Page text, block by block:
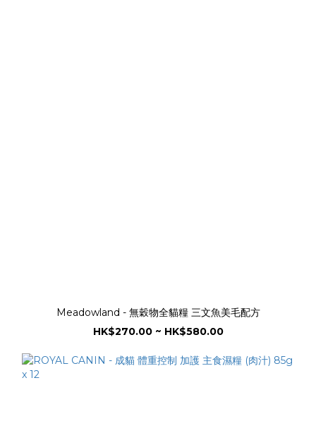
Meadowland - 無穀物全貓糧 三文魚美毛配方
HK$270.00 ~ HK$580.00